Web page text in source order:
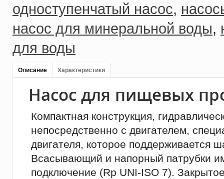
одноступенчатый насос,
насос для минеральной воды,
для воды
Описание Характеристики
Насос для пищевых
Компактная конструкция,
непосредственно с двигателем,
двигателя, которое поддерживается
Всасывающий и напорный патрубки
подключение (Rp UNI-ISO 7).